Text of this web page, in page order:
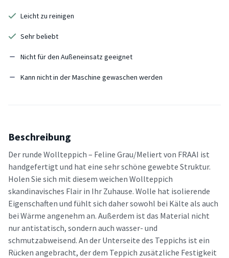
Leicht zu reinigen
Sehr beliebt
Nicht für den Außeneinsatz geeignet
Kann nicht in der Maschine gewaschen werden
Beschreibung
Der runde Wollteppich – Feline Grau/Meliert von FRAAI ist
handgefertigt und hat eine sehr schöne gewebte Struktur.
Holen Sie sich mit diesem weichen Wollteppich
skandinavisches Flair in Ihr Zuhause. Wolle hat isolierende
Eigenschaften und fühlt sich daher sowohl bei Kälte als auch
bei Wärme angenehm an. Außerdem ist das Material nicht
nur antistatisch, sondern auch wasser- und
schmutzabweisend. An der Unterseite des Teppichs ist ein
Rücken angebracht, der dem Teppich zusätzliche Festigkeit